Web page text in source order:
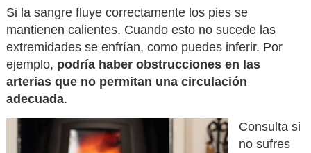
Si la sangre fluye correctamente los pies se
mantienen calientes. Cuando esto no sucede las
extremidades se enfrían, como puedes inferir. Por
ejemplo, podría haber obstrucciones en las
arterias que no permitan una circulación
adecuada.
Consulta si
no sufres